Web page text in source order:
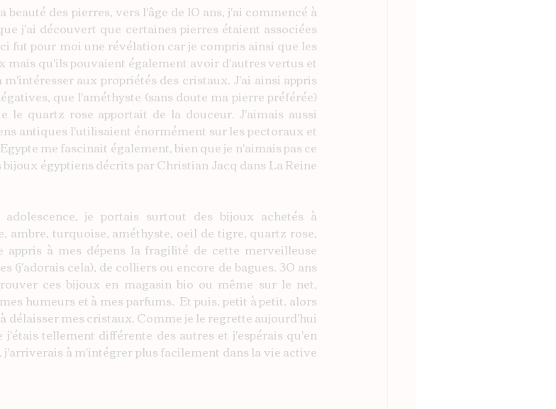
des pierres, vers l'âge de 10 ans, j'ai commencé à
j'ai découvert que certaines pierres étaient associées
fut pour moi une révélation car je compris ainsi que les
mais qu'ils pouvaient également avoir d'autres vertus et
aux propriétés des cristaux. J'ai ainsi appris
que l'améthyste (sans doute ma pierre préférée)
quartz rose apportait de la douceur. J'aimais aussi
antiques l'utilisaient énormément sur les pectoraux et
me fascinait également, bien que je n'aimais pas ce
égyptiens décrits par Christian Jacq dans La Reine
je portais surtout des bijoux achetés à
ambre, turquoise, améthyste, oeil de tigre, quartz rose,
appris à mes dépens la fragilité de cette merveilleuse
(j'adorais cela), de colliers ou encore de bagues. 30 ans
ces bijoux en magasin bio ou même sur le net,
humeurs et à mes parfums.  Et puis, petit à petit, alors
délaisser mes cristaux. Comme je le regrette aujourd'hui
tellement différente des autres et j'espérais qu'en
à m'intégrer plus facilement dans la vie active